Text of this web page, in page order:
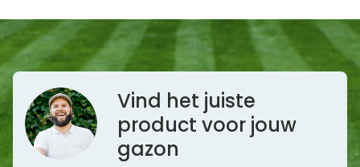
Doet wat het beschrijft
Mon Jun 15 2026 18:19:35 GMT+0000 (Coordinated
Hydro+ yucca bevochtigingsmiddel
Eric Augustijnen
Rating: 5/5
MOOWY The Best Off
Top producten en goed service !
Tue Jun 10 2025 00:00:00 GMT+0000 (Coordinated
Vind het juiste
product voor jouw
gazon